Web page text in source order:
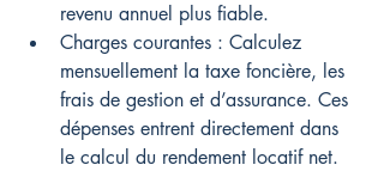
revenu annuel plus fiable.
Charges courantes : Calculez
mensuellement la taxe foncière, les
frais de gestion et d’assurance. Ces
dépenses entrent directement dans
le calcul du rendement locatif net.